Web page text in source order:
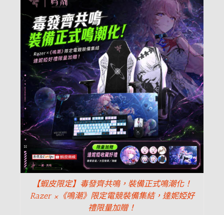
【蝦皮限定】毒發齊共鳴，裝備正式鳴潮化！
Razer ×《鳴潮》限定電競裝備集結，達妮婭好
禮限量加贈！